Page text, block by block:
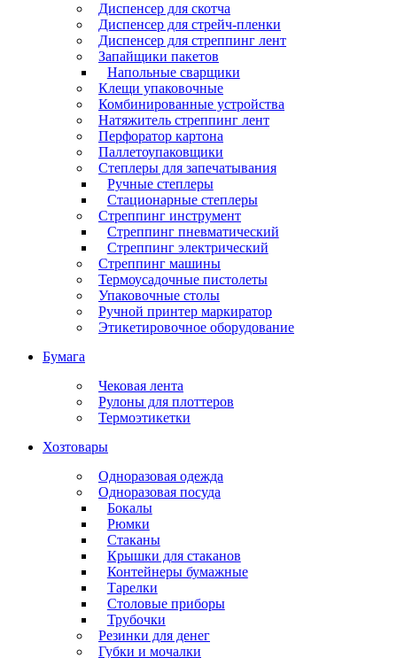
Диспенсер для скотча
Диспенсер для стрейч-пленки
Диспенсер для стреппинг лент
Запайщики пакетов
Напольные сварщики
Клещи упаковочные
Комбинированные устройства
Натяжитель стреппинг лент
Перфоратор картона
Паллетоупаковщики
Степлеры для запечатывания
Ручные степлеры
Стационарные степлеры
Стреппинг инструмент
Стреппинг пневматический
Стреппинг электрический
Стреппинг машины
Термоусадочные пистолеты
Упаковочные столы
Ручной принтер маркиратор
Этикетировочное оборудование
Бумага
Чековая лента
Рулоны для плоттеров
Термоэтикетки
Хозтовары
Одноразовая одежда
Одноразовая посуда
Бокалы
Рюмки
Стаканы
Крышки для стаканов
Контейнеры бумажные
Тарелки
Столовые приборы
Трубочки
Резинки для денег
Губки и мочалки